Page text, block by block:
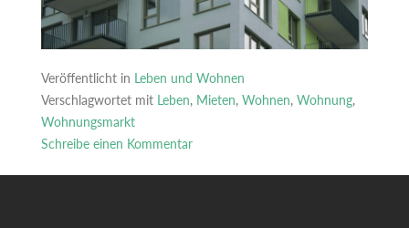
Veröffentlicht in Leben und Wohnen
Verschlagwortet mit Leben, Mieten, Wohnen, Wohnung,
Wohnungsmarkt
Schreibe einen Kommentar